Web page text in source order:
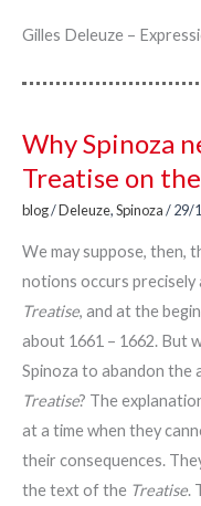
Gilles Deleuze –
Why Spinoza
Treatise on
blog/Deleuze,Spinoza/29/
We may suppose, then,
notions occurs
Treatise, and at the
about 1661 – 1662. But
Spinoza to abandon the
Treatise? The
at a time when they
their consequences.
the text of the Treatise.